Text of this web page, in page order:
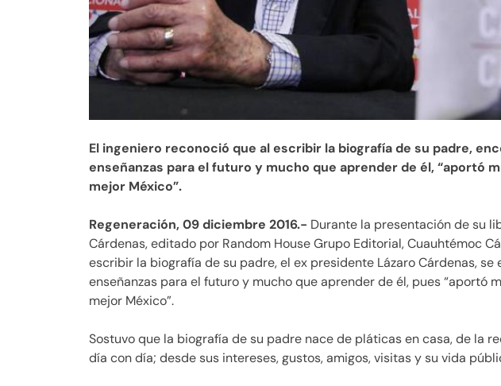
El ingeniero reconoció que al escribir la biografía de su padre,
enseñanzas para el futuro y mucho que aprender de él, “aportó
mejor México”.
Regeneración, 09 diciembre 2016.- Durante la presentación de su
Cárdenas, editado por Random House Grupo Editorial, Cuauhtémoc
escribir la biografía de su padre, el ex presidente Lázaro Cárdenas, se
enseñanzas para el futuro y mucho que aprender de él, pues “aportó
mejor México”.
Sostuvo que la biografía de su padre nace de pláticas en casa, de la
día con día; desde sus intereses, gustos, amigos, visitas y su vida